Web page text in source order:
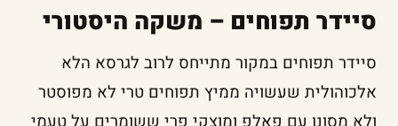
סיידר תפוחים – משקה היסטורי
סיידר תפוחים במקור מתייחס לרוב לגרסא הלא
אלכוהולית שעשויה ממיץ תפוחים טרי לא מפוסטר